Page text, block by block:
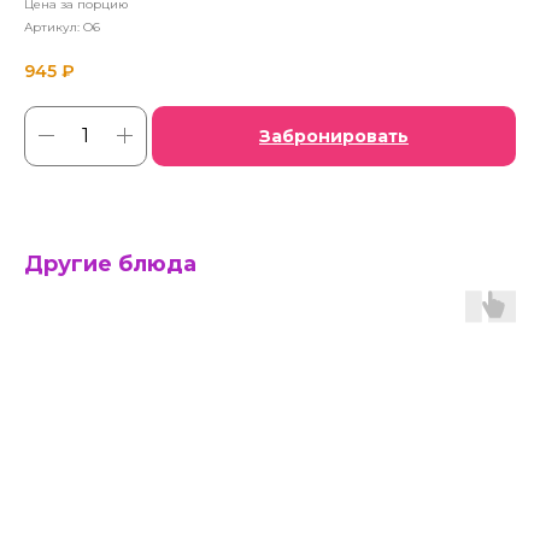
Цена за порцию
Артикул: O6
945 ₽
Забронировать
Другие блюда